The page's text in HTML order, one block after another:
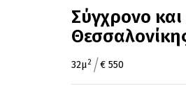
Σύγχρονο
32μ2 /€ 550